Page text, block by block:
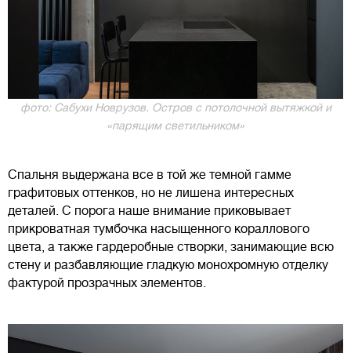
фото: Сабухи Новрузов. Остров с потолочной вытяжкой и
«парящим светильником»
Спальня выдержана все в той же темной гамме
графитовых оттенков, но не лишена интересных
деталей. С порога наше внимание приковывает
прикроватная тумбочка насыщенного кораллового
цвета, а также гардеробные створки, занимающие всю
стену и разбавляющие гладкую монохромную отделку
фактурой прозрачных элементов.